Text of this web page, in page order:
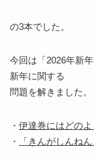
の3本でした。
今回は「2026年新
新年に関する
問題を解きました。
・伊達巻にはどの
・
「きんがしんね